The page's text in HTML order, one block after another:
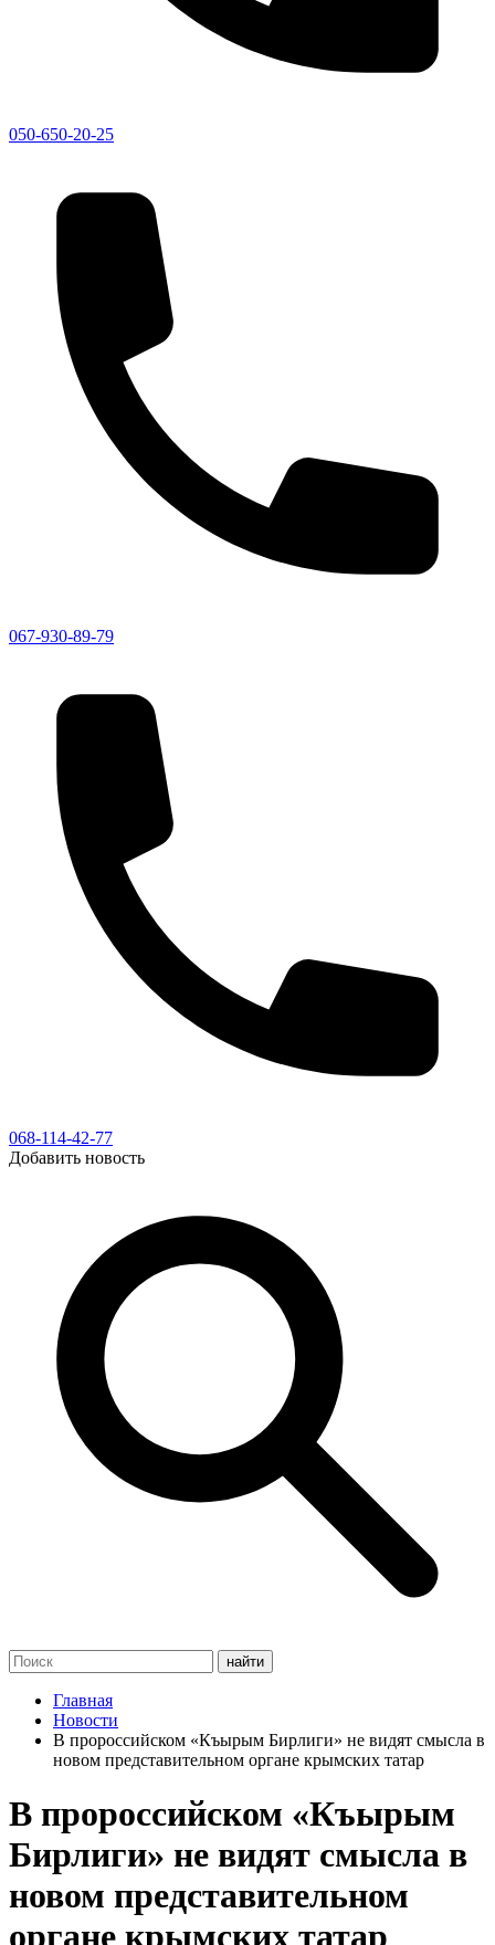
050-650-20-25
067-930-89-79
068-114-42-77
Добавить новость
Главная
Новости
В пророссийском «Къырым Бирлиги» не видят смысла в
новом представительном органе крымских татар
В пророссийском «Къырым
Бирлиги» не видят смысла в
новом представительном
органе крымских татар